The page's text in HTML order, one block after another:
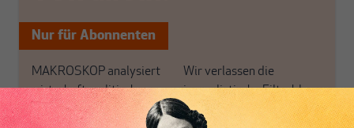
Nur für Abonnenten
MAKROSKOP analysiert
wirtschaftspolitische
Themen aus einer
Wir verlassen die
journalistische Filterblase,
in der sich viele